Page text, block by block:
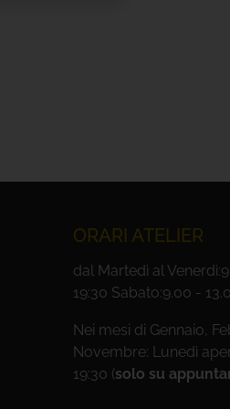
ORARI ATELIER
dal Martedì al
19:30 Sabato:9.00 -
Nei mesi di Gennaio,
Novembre: Lunedì
19:30 (solo su